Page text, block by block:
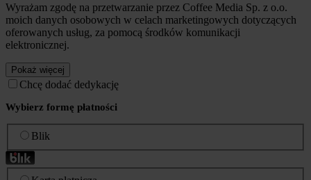
Wyrażam zgodę na przetwarzanie przez Coffee Media Sp. z o.o.
moich danych osobowych w celach marketingowych dotyczących
oferowanych usług, za pomocą środków komunikacji
elektronicznej.
Pokaż więcej
Chcę dodać dedykację
Wybierz formę płatności
Blik